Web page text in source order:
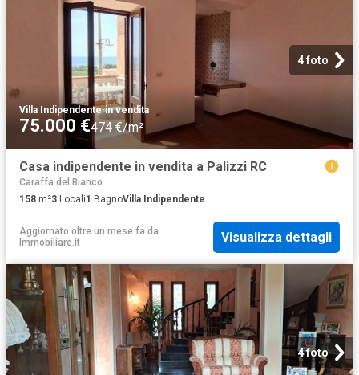
4 foto
Villa Indipendente·in vendita
75.000 €474 €/m²
Casa indipendente in vendita a Palizzi RC
Caraffa del Bianco
158 m²3 Locali1 BagnoVilla Indipendente
Aggiornato oltre un mese fa da
Immobiliare.it
Visualizza dettagli
4 foto